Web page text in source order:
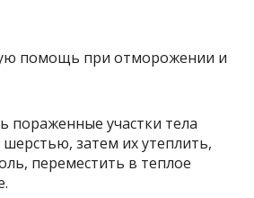
помощь при отморожении и
пораженные участки тела
шерстью, затем их утеплить,
переместить в теплое